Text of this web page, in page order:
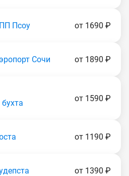
Псоу от 1690 ₽
Сочи от 1890 ₽
от 1590 ₽
от 1190 ₽
от 1390 ₽